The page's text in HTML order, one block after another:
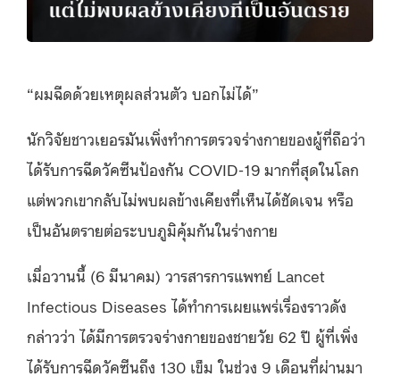
“ผมฉีดด้วยเหตุผลส่วนตัว บอกไม่ได้”
นักวิจัยชาวเยอรมันเพิ่งทำการตรวจร่างกายของผู้ที่ถือว่า
ได้รับการฉีดวัคซีนป้องกัน COVID-19 มากที่สุดในโลก
แต่พวกเขากลับไม่พบผลข้างเคียงที่เห็นได้ชัดเจน หรือ
เป็นอันตรายต่อระบบภูมิคุ้มกันในร่างกาย
เมื่อวานนี้ (6 มีนาคม) วารสารการแพทย์ Lancet
Infectious Diseases ได้ทำการเผยแพร่เรื่องราวดัง
กล่าวว่า ได้มีการตรวจร่างกายของชายวัย 62 ปี ผู้ที่เพิ่ง
ได้รับการฉีดวัคซีนถึง 130 เข็ม ในช่วง 9 เดือนที่ผ่านมา